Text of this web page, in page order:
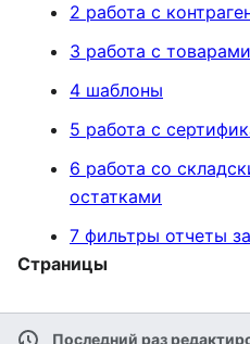
2 работа с
3 работа с
4 шаблоны
5 работа с
6 работа со
остатками
7 фильтры отчеты
Страницы
Последний раз